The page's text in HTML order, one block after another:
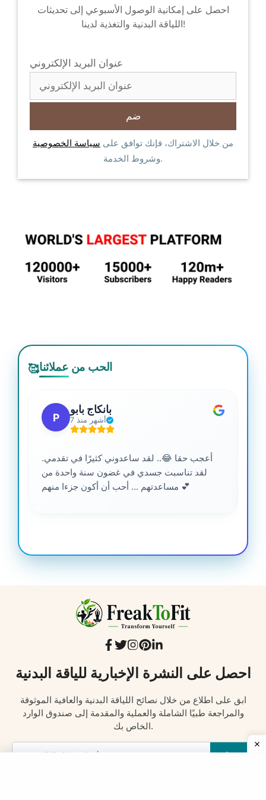
احصل على إمكانية الوصول الأسبوعي إلى تحديثات
اللياقة البدنية والتغذية لدينا!
عنوان البريد الإلكتروني
من خلال الاشتراك، فإنك توافق على سياسة الخصوصية
وشروط الخدمة.
🥰الحب من عملائنا
P
بانكاج بابو
7 أشهر منذ
أعجب حقا 😂.. لقد ساعدوني كثيرًا في تقدمي.
لقد تناسبت جسدي في غضون سنة واحدة من
مساعدتهم ... أحب أن أكون جزءا منهم 💕
احصل على النشرة الإخبارية للياقة البدنية
ابق على اطلاع من خلال نصائح اللياقة البدنية والعافية الموثوقة
والمراجعة طبيًا الشاملة والعملية والمقدمة إلى صندوق الوارد
الخاص بك.